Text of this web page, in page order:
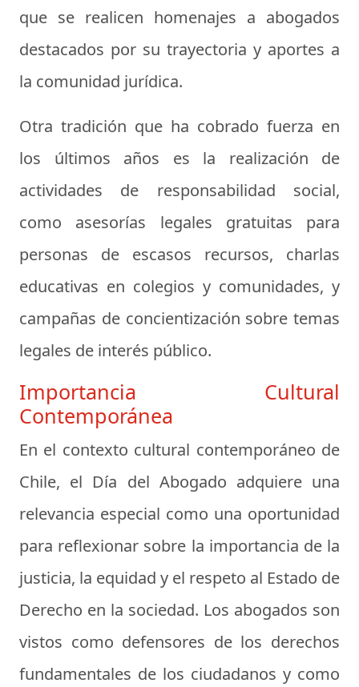
que se realicen homenajes a abogados
destacados por su trayectoria y aportes a
la comunidad jurídica.
Otra tradición que ha cobrado fuerza en
los últimos años es la realización de
actividades de responsabilidad social,
como asesorías legales gratuitas para
personas de escasos recursos, charlas
educativas en colegios y comunidades, y
campañas de concientización sobre temas
legales de interés público.
Importancia Cultural
Contemporánea
En el contexto cultural contemporáneo de
Chile, el Día del Abogado adquiere una
relevancia especial como una oportunidad
para reflexionar sobre la importancia de la
justicia, la equidad y el respeto al Estado de
Derecho en la sociedad. Los abogados son
vistos como defensores de los derechos
fundamentales de los ciudadanos y como